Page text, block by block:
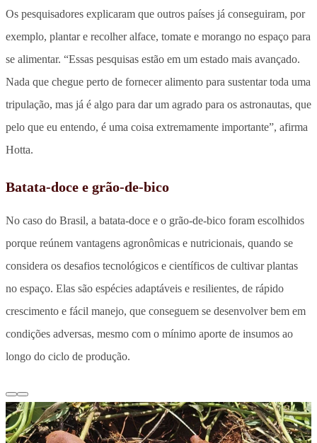
Os pesquisadores explicaram que outros países já conseguiram, por
exemplo, plantar e recolher alface, tomate e morango no espaço para
se alimentar. “Essas pesquisas estão em um estado mais avançado.
Nada que chegue perto de fornecer alimento para sustentar toda uma
tripulação, mas já é algo para dar um agrado para os astronautas, que
pelo que eu entendo, é uma coisa extremamente importante”, afirma
Hotta.
Batata-doce e grão-de-bico
No caso do Brasil, a batata-doce e o grão-de-bico foram escolhidos
porque reúnem vantagens agronômicas e nutricionais, quando se
considera os desafios tecnológicos e científicos de cultivar plantas
no espaço. Elas são espécies adaptáveis e resilientes, de rápido
crescimento e fácil manejo, que conseguem se desenvolver bem em
condições adversas, mesmo com o mínimo aporte de insumos ao
longo do ciclo de produção.